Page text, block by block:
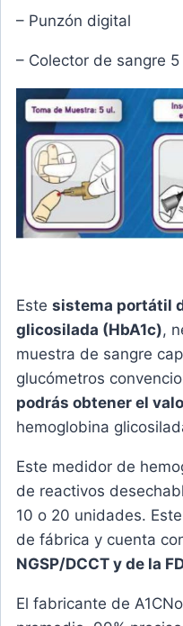
– Punzón digital
– Colector de sangre
Este sistema portátil
glicosilada (HbA1c),
muestra de sangre
glucómetros
podrás obtener el
hemoglobina
Este medidor de
de reactivos
10 o 20 unidades.
de fábrica y cuenta
NGSP/DCCT y de la
El fabricante de